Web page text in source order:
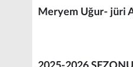
Meryem Uğur- jüri